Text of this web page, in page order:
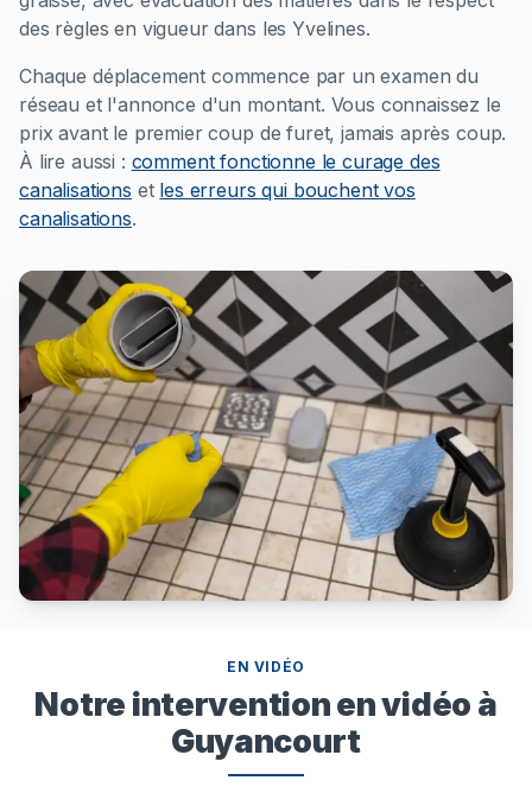
des règles en vigueur dans les Yvelines.
Chaque déplacement commence par un examen du
réseau et l'annonce d'un montant. Vous connaissez le
prix avant le premier coup de furet, jamais après coup.
À lire aussi : comment fonctionne le curage des
canalisations et les erreurs qui bouchent vos
canalisations.
EN VIDÉO
Notre intervention en vidéo à
Guyancourt